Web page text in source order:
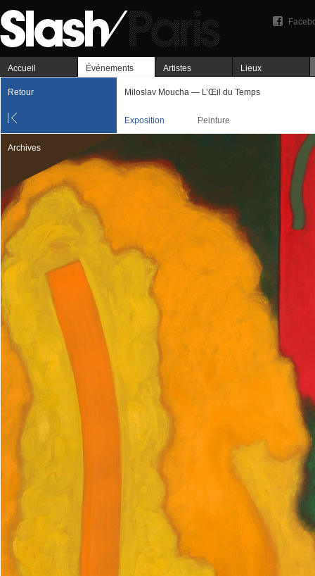
Accueil Événements Artistes Lieux
Retour Miloslav Moucha — L’Œil du Temps
Exposition Peinture
Archives